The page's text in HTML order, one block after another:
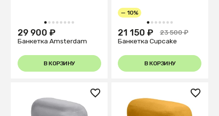
1 2 3 4 5 6 7 8
29 900 ₽
Банкетка Amsterdam
В КОРЗИНУ
1 2 3 4 5 6 7
— 10%
21 150 ₽
23 500 ₽
Банкетка Cupcake
В КОРЗИНУ